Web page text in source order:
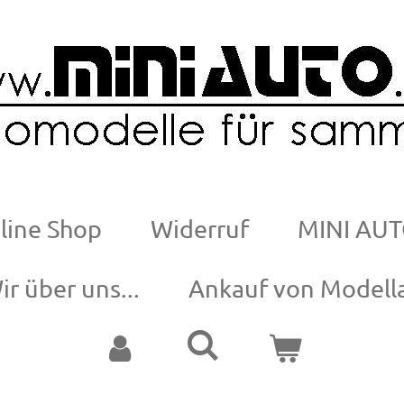
Shop Widerruf
MINI
über uns...
Ankauf von